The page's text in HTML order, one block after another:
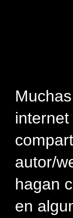
autor/
hagan
en